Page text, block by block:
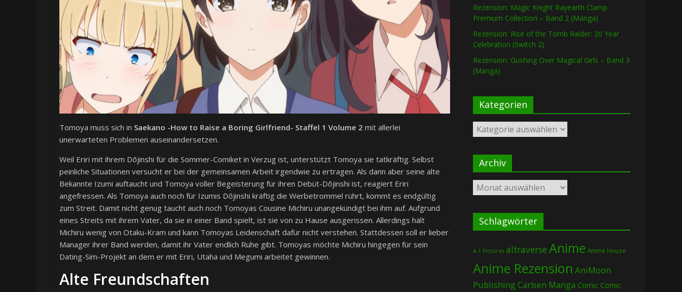
Tomoya muss sich in Saekano -How to Raise a Boring Girlfriend- Staffel 1 Volume 2 mit allerlei
unerwarteten Problemen auseinandersetzen.
Weil Eriri mit ihrem Dōjinshi für die Sommer-Comiket in Verzug ist, unterstützt Tomoya sie tatkräftig. Selbst
peinliche Situationen versucht er bei der gemeinsamen Arbeit irgendwie zu ertragen. Als dann aber seine alte
Bekannte Izumi auftaucht und Tomoya voller Begeisterung für ihren Debüt-Dōjinshi ist, reagiert Eriri
angefressen. Als Tomoya auch noch für Izumis Dōjinshi kräftig die Werbetrommel rührt, kommt es endgültig
zum Streit. Damit nicht genug taucht auch noch Tomoyas Cousine Michiru unangekündigt bei ihm auf. Aufgrund
eines Streits mit ihrem Vater, da sie in einer Band spielt, ist sie von zu Hause ausgerissen. Allerdings hält
Michiru wenig von Otaku-Kram und kann Tomoyas Leidenschaft dafür nicht verstehen. Stattdessen soll er lieber
Manager ihrer Band werden, damit ihr Vater endlich Ruhe gibt. Tomoyas möchte Michiru hingegen für sein
Dating-Sim-Projekt an dem er mit Eriri, Utaha und Megumi arbeitet gewinnen.
Alte Freundschaften
Rezension: Magic Knight Rayearth Clamp
Premium Collection – Band 2 (Manga)
Rezension: Rise of the Tomb Raider: 20 Year
Celebration (Switch 2)
Rezension: Gushing Over Magical Girls – Band 3
(Manga)
Kategorien
Kategorien
Archiv
Archiv
Schlagwörter
A-1 Pictures altraverse Anime Anime House
Anime Rezension AniMoon
PublishingCarlsen Manga Comic Comic